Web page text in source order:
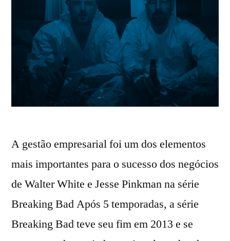
A gestão empresarial foi um dos elementos
mais importantes para o sucesso dos negócios
de Walter White e Jesse Pinkman na série
Breaking Bad Após 5 temporadas, a série
Breaking Bad teve seu fim em 2013 e se